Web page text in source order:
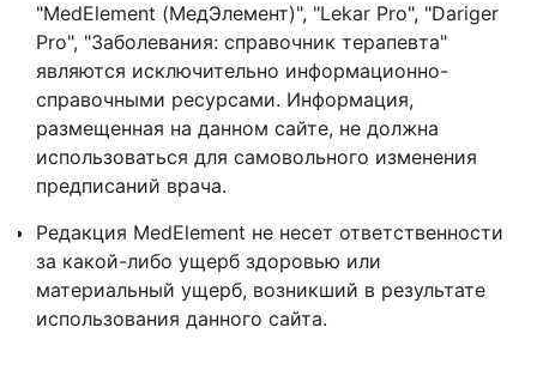
"MedElement (МедЭлемент)", "Lekar Pro", "Dariger
Pro", "Заболевания: справочник терапевта"
являются исключительно информационно-
справочными ресурсами. Информация,
размещенная на данном сайте, не должна
использоваться для самовольного изменения
предписаний врача.
Редакция MedElement не несет ответственности
за какой-либо ущерб здоровью или
материальный ущерб, возникший в результате
использования данного сайта.